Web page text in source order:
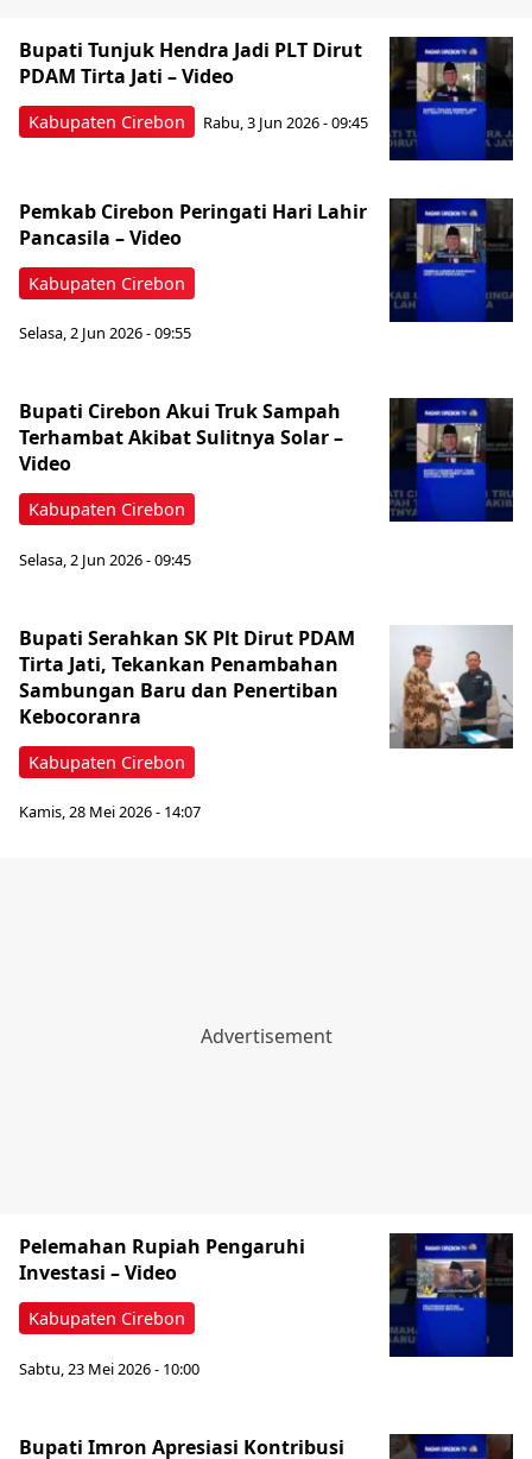
Kabupaten Cirebon
Bupati Tunjuk Hendra Jadi PLT Dirut
PDAM Tirta Jati – Video
Rabu, 3 Jun 2026 - 09:45
Kabupaten Cirebon
Pemkab Cirebon Peringati Hari Lahir
Pancasila – Video
Selasa, 2 Jun 2026 - 09:55
Kabupaten Cirebon
Bupati Cirebon Akui Truk Sampah
Terhambat Akibat Sulitnya Solar –
Video
Selasa, 2 Jun 2026 - 09:45
Kabupaten Cirebon
Bupati Serahkan SK Plt Dirut PDAM
Tirta Jati, Tekankan Penambahan
Sambungan Baru dan Penertiban
Kebocoranra
Kamis, 28 Mei 2026 - 14:07
Kabupaten Cirebon
Pelemahan Rupiah Pengaruhi
Investasi – Video
Sabtu, 23 Mei 2026 - 10:00
Bupati Imron Apresiasi Kontribusi